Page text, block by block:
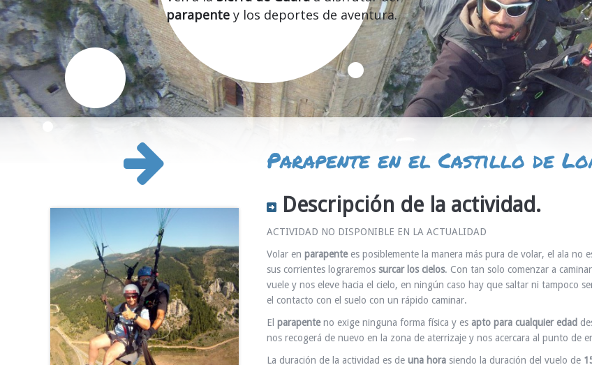
parapente y los deportes de aventura.
Parapente en el Castillo de
Descripción de la actividad.
ACTIVIDAD NO DISPONIBLE EN LA ACTUALIDAD
Volar en parapentees posiblemente la manera más pura de volar, el ala no
sus corrientes lograremos surcar los cielos. Con tan solo comenzar a
vuele y nos eleve hacia el cielo, en ningún caso hay que saltar ni tampoco
el contacto con el suelo con un rápido caminar.
El parapenteno exige ninguna forma física y es apto para cualquier edad
nos recogerá de nuevo en la zona de aterrizaje y nos acercara al punto de
La duración de la actividad es de una hora siendo la duración del vuelo de